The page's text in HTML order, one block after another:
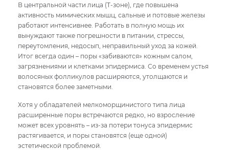
В центральной части лица (Т-зоне), где повышена
активность мимических мышц, сальные и потовые железы
работают интенсивнее. Работать в полную мощь их
вынуждают также погрешности в питании, стрессы,
переутомления, недосып, неправильный уход за кожей.
Итог всегда один – поры «забиваются» кожным салом,
загрязнениями и клетками эпидермиса. Со временем устья
волосяных фолликулов расширяются, утолщаются и
становятся более заметными.
Хотя у обладателей мелкоморщинистого типа лица
расширенные поры встречаются редко, но взросление
может всех уровнять – из-за потери тонуса эпидермис
растягивается, и поры становятся (еще одной)
эстетической проблемой.